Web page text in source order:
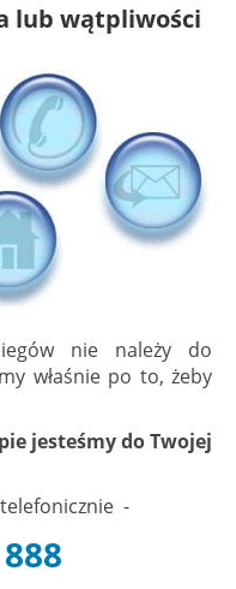
lub wątpliwości
nie należy do
właśnie po to, żeby
jesteśmy do Twojej
-